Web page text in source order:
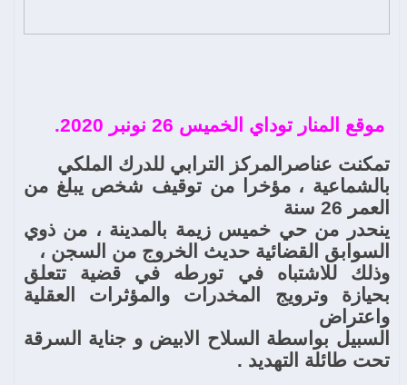
موقع المنار توداي الخميس 26 نونبر 2020.
تمكنت عناصر المركز الترابي للدرك الملكي
بالشماعية ، مؤخرا من توقيف شخص يبلغ من
العمر 26 سنة
ينحدر من حي خميس زيمة بالمدينة ، من ذوي
السوابق القضائية حديث الخروج من السجن ،
وذلك للاشتباه في تورطه في قضية تتعلق
بحيازة وترويج المخدرات والمؤثرات العقلية
واعتراض
السبيل بواسطة السلاح الابيض و جناية السرقة
تحت طائلة التهديد .